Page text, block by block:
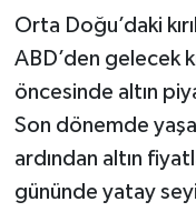
Orta Doğu’daki
ABD’den gelecek
öncesinde altın
Son dönemde
ardından altın
gününde yatay